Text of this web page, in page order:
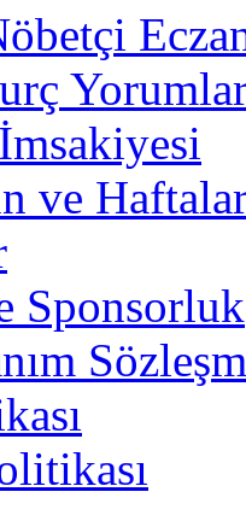
ve
Sponsorluk